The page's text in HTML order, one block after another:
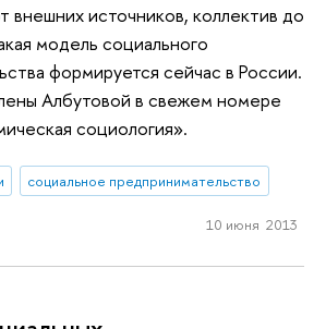
внешних источников, коллектив до
модель социального
формируется сейчас в России.
Албутовой в свежем номере
социология».
социальное предпринимательство
10 июня 2013